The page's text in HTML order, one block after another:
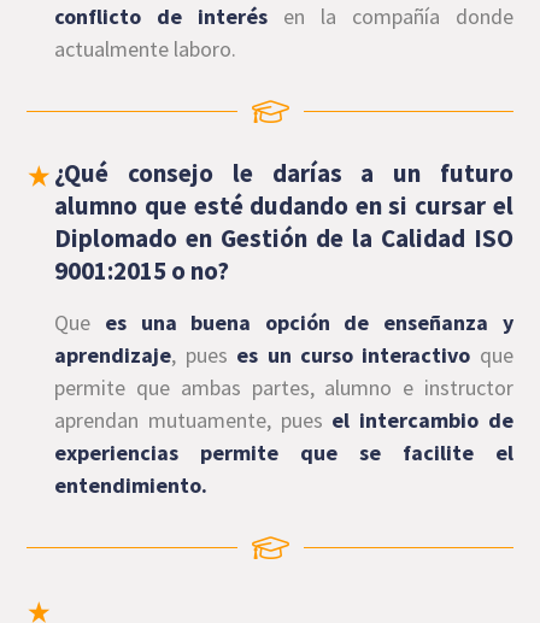
conflicto de interés en la compañía donde
actualmente laboro.
¿Qué consejo le darías a un futuro
alumno que esté dudando en si cursar el
Diplomado en Gestión de la Calidad ISO
9001:2015 o no?
Que es una buena opción de enseñanza y
aprendizaje, pues es un curso interactivo que
permite que ambas partes, alumno e instructor
aprendan mutuamente, pues el intercambio de
experiencias permite que se facilite el
entendimiento.